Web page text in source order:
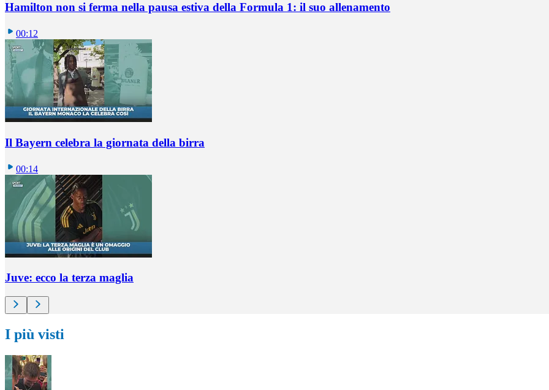
Hamilton non si ferma nella pausa estiva della Formula 1: il suo allenamento
00:12
Il Bayern celebra la giornata della birra
00:14
Juve: ecco la terza maglia
I più visti